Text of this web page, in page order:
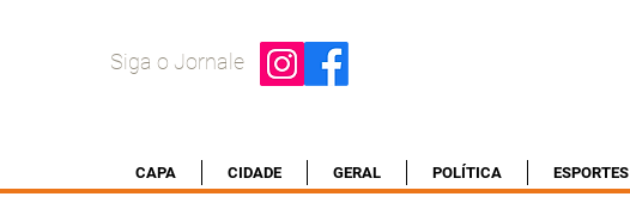
Siga o Jornale
CAPA CIDADE GERAL POLÍTICA ESPORTES